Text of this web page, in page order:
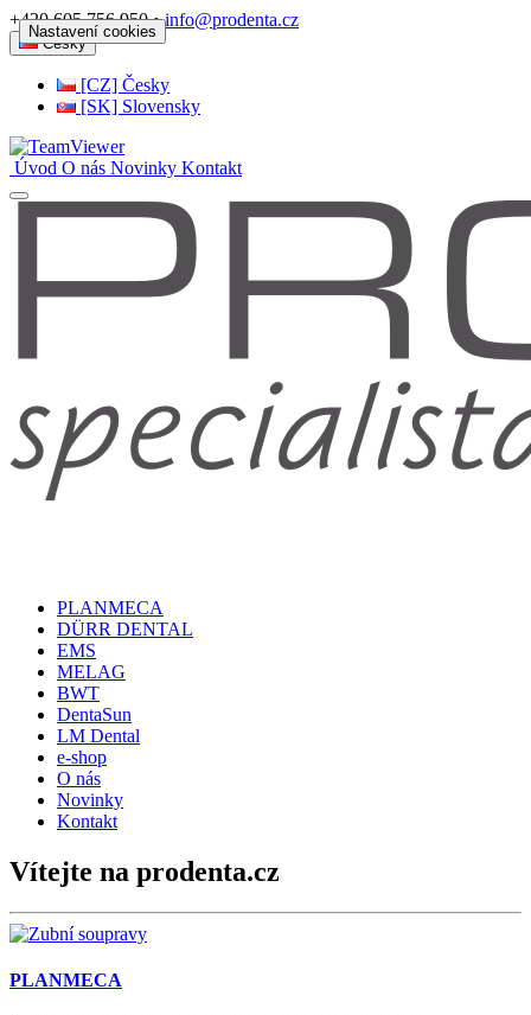
+420 605 756 950 •info@prodenta.cz
Česky
[CZ] Česky
[SK] Slovensky
Úvod O nás Novinky Kontakt
PLANMECA
DÜRR DENTAL
EMS
MELAG
BWT
DentaSun
LM Dental
e-shop
O nás
Novinky
Kontakt
Vítejte na prodenta.cz
PLANMECA
Nastavení cookies